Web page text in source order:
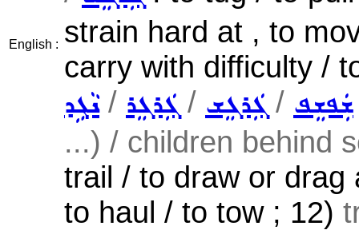
English : strain hard at , to
carry with difficulty /
ܢܵܓܹܕ/ ܓܲܪܓܸܪ / ܓܲܪܓܸܫ / ܫܲܦܫܸܦ
...) / children behind
trail / to draw or drag
to haul / to tow ; 12)